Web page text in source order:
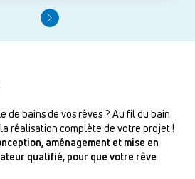
de bains de vos rêves ? Au fil du bain
réalisation complète de votre projet !
aménagement et mise en
qualifié, pour que votre rêve